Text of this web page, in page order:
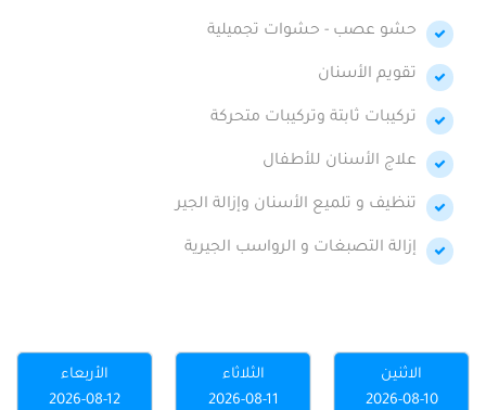
حشو عصب - حشوات تجميلية
تقويم الأسنان
تركيبات ثابتة وتركيبات متحركة
علاج الأسنان للأطفال
تنظيف و تلميع الأسنان وإزالة الجير
إزالة التصبغات و الرواسب الجيرية
الاثنين
2026-08-10
الثلاثاء
2026-08-11
الأربعاء
2026-08-12